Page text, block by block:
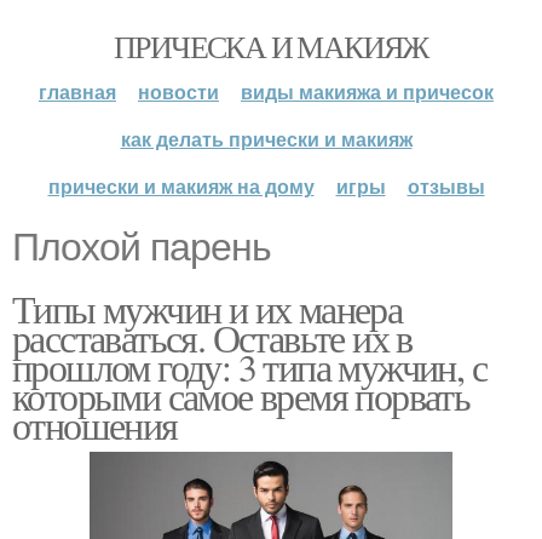
ПРИЧЕСКА И МАКИЯЖ
главная новости
виды макияжа и причесок
как делать прически и макияж
прически и макияж на дому
игры отзывы
Плохой парень
Типы мужчин и их манера
расставаться. Оставьте их в
прошлом году: 3 типа мужчин, с
которыми самое время порвать
отношения